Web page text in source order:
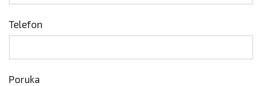
Telefon
Poruka